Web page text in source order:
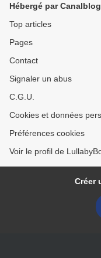
Hébergé par Canalblog
Top articles
Pages
Contact
Signaler un abus
C.G.U.
Cookies et données
Préférences cookies
Voir le profil de
Créer